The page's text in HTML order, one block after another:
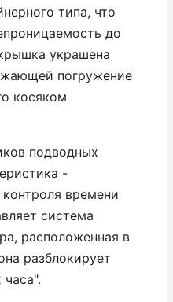
типа, что
до
украшена
погружение
косяком
подводных
-
времени
система
расположенная в
разблокирует